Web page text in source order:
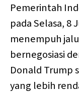
Pemerintah
pada Selasa, 8
menempuh
bernegosiasi
Donald Trump
yang lebih